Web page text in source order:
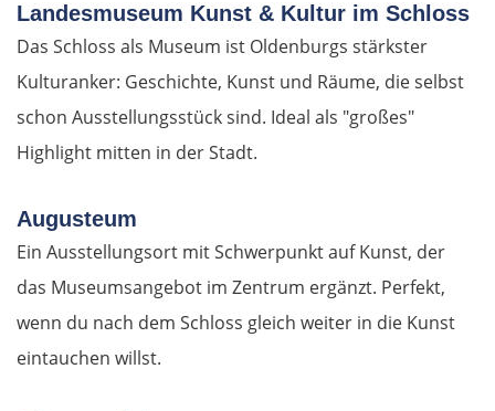
Landesmuseum Kunst & Kultur im Schloss
Das Schloss als Museum ist Oldenburgs stärkster
Kulturanker: Geschichte, Kunst und Räume, die selbst
schon Ausstellungsstück sind. Ideal als "großes"
Highlight mitten in der Stadt.
Augusteum
Ein Ausstellungsort mit Schwerpunkt auf Kunst, der
das Museumsangebot im Zentrum ergänzt. Perfekt,
wenn du nach dem Schloss gleich weiter in die Kunst
eintauchen willst.
Esztergom
Jászberény
Tiszafüred
Rumänien Ost